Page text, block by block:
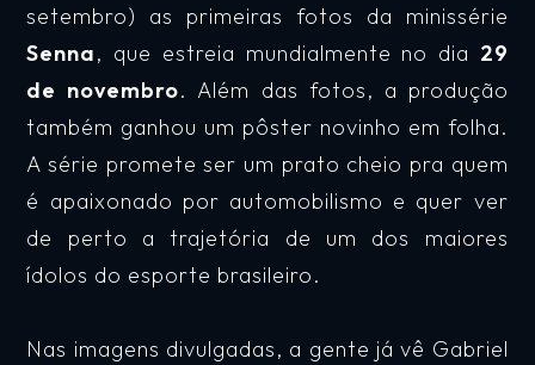
setembro) as primeiras fotos da minissérie
Senna, que estreia mundialmente no dia 29
de novembro. Além das fotos, a produção
também ganhou um pôster novinho em folha.
A série promete ser um prato cheio pra quem
é apaixonado por automobilismo e quer ver
de perto a trajetória de um dos maiores
ídolos do esporte brasileiro.
Nas imagens divulgadas, a gente já vê Gabriel